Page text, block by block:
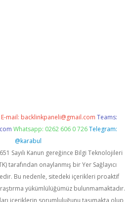
E-mail: backlinkpaneli@gmail.com Teams:
Whatsapp: 0262 606 0 726 Telegram:
@karabul
Sayılı Kanun gereğince Bilgi Teknolojileri
tarafından onaylanmış bir Yer Sağlayıcı
Bu nedenle, sitedeki içerikleri proaktif
yükümlülüğümüz bulunmamaktadır.
içeriklerin sorumluluğunu taşımakta olup,